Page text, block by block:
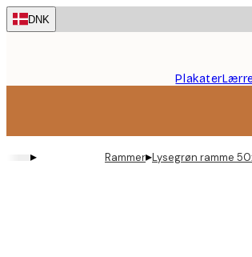
Skip
to
DNK
Plakater
▸ Rammer▸Lysegrøn ramme